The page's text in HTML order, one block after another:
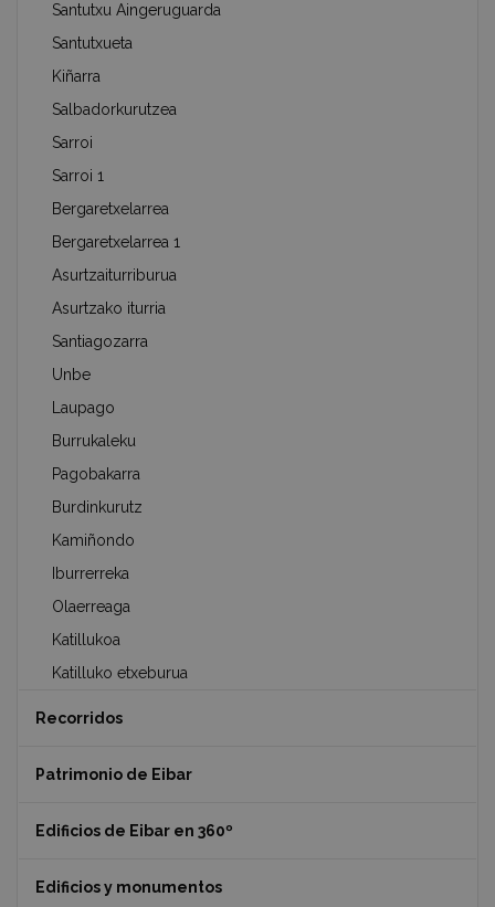
Santutxu Aingeruguarda
Santutxueta
Kiñarra
Salbadorkurutzea
Sarroi
Sarroi 1
Bergaretxelarrea
Bergaretxelarrea 1
Asurtzaiturriburua
Asurtzako iturria
Santiagozarra
Unbe
Laupago
Burrukaleku
Pagobakarra
Burdinkurutz
Kamiñondo
Iburrerreka
Olaerreaga
Katillukoa
Katilluko etxeburua
Recorridos
Patrimonio de Eibar
Edificios de Eibar en 360º
Edificios y monumentos